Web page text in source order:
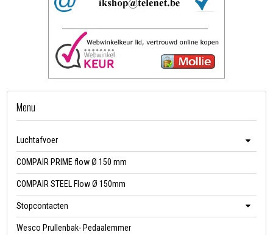
Menu
Luchtafvoer
COMPAIR PRIME flow Ø 150 mm
COMPAIR STEEL Flow Ø 150mm
Stopcontacten
Wesco Prullenbak- Pedaalemmer